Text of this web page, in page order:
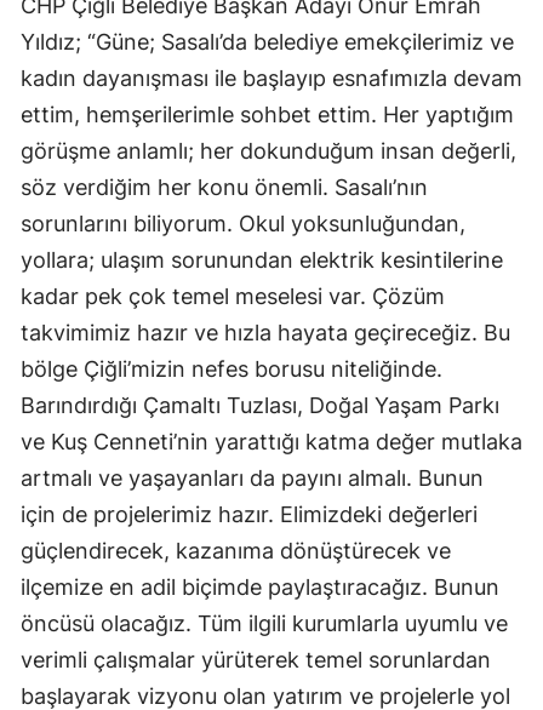
CHP Çiğli Belediye Başkan Adayı Onur Emrah
Yıldız; “Güne; Sasalı’da belediye emekçilerimiz ve
kadın dayanışması ile başlayıp esnafımızla devam
ettim, hemşerilerimle sohbet ettim. Her yaptığım
görüşme anlamlı; her dokunduğum insan değerli,
söz verdiğim her konu önemli. Sasalı’nın
sorunlarını biliyorum. Okul yoksunluğundan,
yollara; ulaşım sorunundan elektrik kesintilerine
kadar pek çok temel meselesi var. Çözüm
takvimimiz hazır ve hızla hayata geçireceğiz. Bu
bölge Çiğli’mizin nefes borusu niteliğinde.
Barındırdığı Çamaltı Tuzlası, Doğal Yaşam Parkı
ve Kuş Cenneti’nin yarattığı katma değer mutlaka
artmalı ve yaşayanları da payını almalı. Bunun
için de projelerimiz hazır. Elimizdeki değerleri
güçlendirecek, kazanıma dönüştürecek ve
ilçemize en adil biçimde paylaştıracağız. Bunun
öncüsü olacağız. Tüm ilgili kurumlarla uyumlu ve
verimli çalışmalar yürüterek temel sorunlardan
başlayarak vizyonu olan yatırım ve projelerle yol